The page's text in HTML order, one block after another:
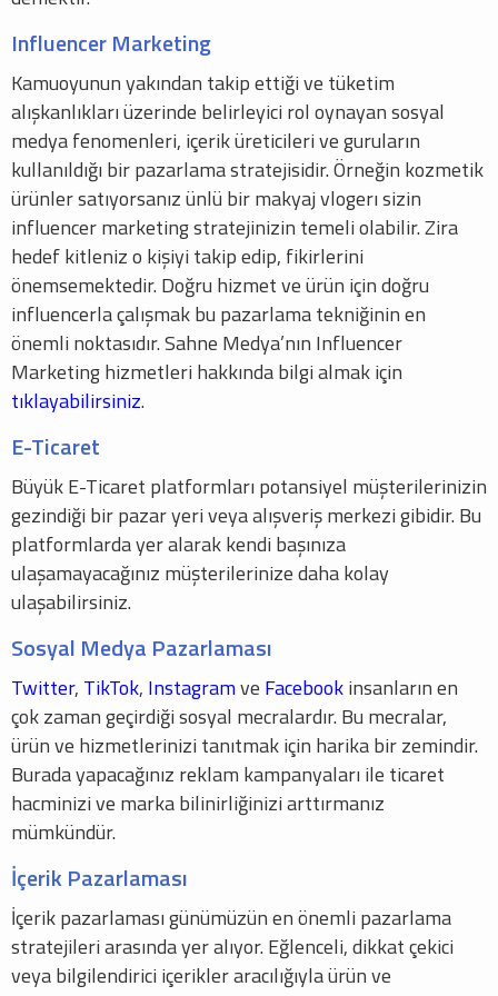
Influencer Marketing
Kamuoyunun yakından takip ettiği ve tüketim
alışkanlıkları üzerinde belirleyici rol oynayan sosyal
medya fenomenleri, içerik üreticileri ve guruların
kullanıldığı bir pazarlama stratejisidir. Örneğin kozmetik
ürünler satıyorsanız ünlü bir makyaj vlogerı sizin
influencer marketing stratejinizin temeli olabilir. Zira
hedef kitleniz o kişiyi takip edip, fikirlerini
önemsemektedir. Doğru hizmet ve ürün için doğru
influencerla çalışmak bu pazarlama tekniğinin en
önemli noktasıdır. Sahne Medya’nın Influencer
Marketing hizmetleri hakkında bilgi almak için
tıklayabilirsiniz.
E-Ticaret
Büyük E-Ticaret platformları potansiyel müşterilerinizin
gezindiği bir pazar yeri veya alışveriş merkezi gibidir. Bu
platformlarda yer alarak kendi başınıza
ulaşamayacağınız müşterilerinize daha kolay
ulaşabilirsiniz.
Sosyal Medya Pazarlaması
Twitter, TikTok, Instagramve Facebookinsanların en
çok zaman geçirdiği sosyal mecralardır. Bu mecralar,
ürün ve hizmetlerinizi tanıtmak için harika bir zemindir.
Burada yapacağınız reklam kampanyaları ile ticaret
hacminizi ve marka bilinirliğinizi arttırmanız
mümkündür.
İçerik Pazarlaması
İçerik pazarlaması günümüzün en önemli pazarlama
stratejileri arasında yer alıyor. Eğlenceli, dikkat çekici
veya bilgilendirici içerikler aracılığıyla ürün ve